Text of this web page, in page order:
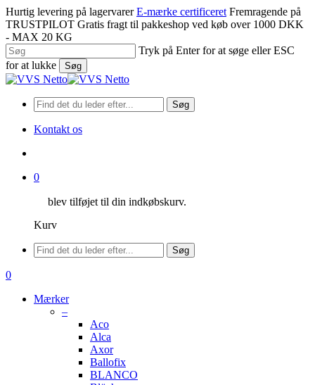
Spring
til
hovedindhold
Hurtig levering på lagervarer E-mærke certificeret Fremragende på
TRUSTPILOT Gratis fragt til pakkeshop ved køb over 1000 DKK
- MAX 20 KG
Tryk på Enter for at søge eller ESC
for at lukke
Søg
Luk
Søg
Kontakt os
0
blev tilføjet til din indkøbskurv.
Kurv
Menu
Søg
søge
0
Mærker
–
Aco
Alca
Axor
Ballofix
BLANCO